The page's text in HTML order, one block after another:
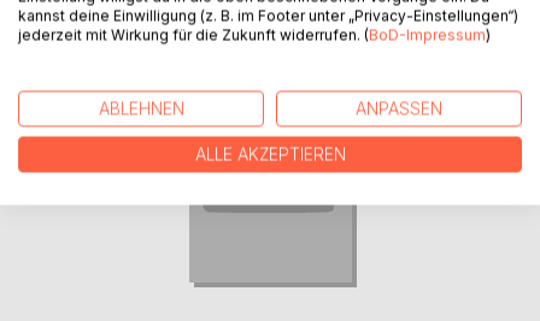
kannst deine Einwilligung (z. B. im Footer unter „Privacy-Einstellungen“)
jederzeit mit Wirkung für die Zukunft widerrufen. (BoD-Impressum)
ABLEHNEN ANPASSEN
ALLE AKZEPTIEREN